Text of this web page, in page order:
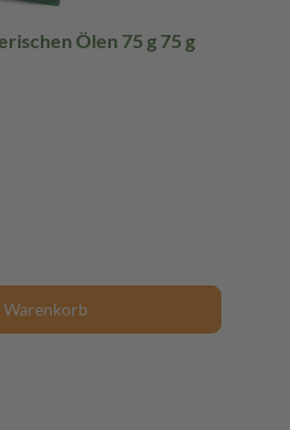
Ölen 75 g 75 g
Warenkorb